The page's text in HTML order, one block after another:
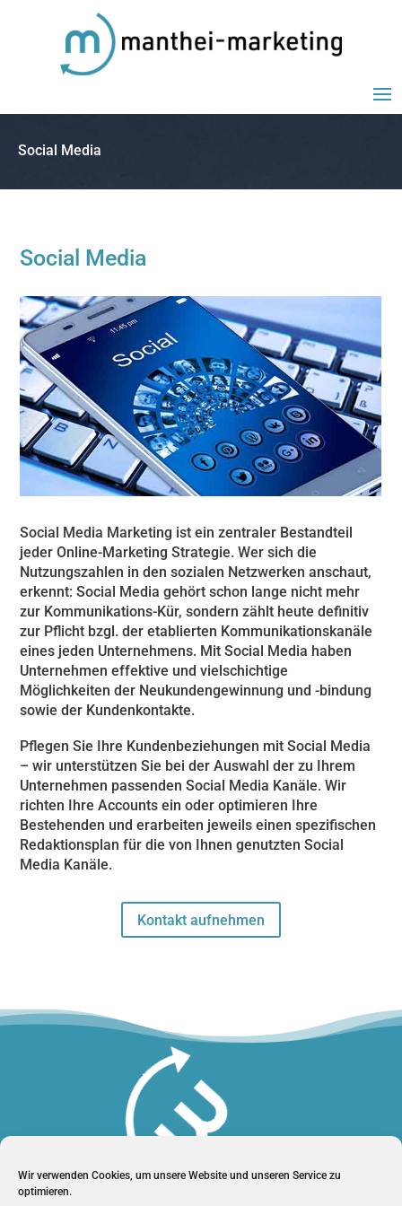
Wir verwenden Cookies, um unsere Website und unseren Service zu
optimieren.
Social Media
Social Media
Social Media Marketing ist ein zentraler Bestandteil
jeder Online-Marketing Strategie. Wer sich die
Nutzungszahlen in den sozialen Netzwerken anschaut,
erkennt: Social Media gehört schon lange nicht mehr
zur Kommunikations-Kür, sondern zählt heute definitiv
zur Pflicht bzgl. der etablierten Kommunikationskanäle
eines jeden Unternehmens. Mit Social Media haben
Unternehmen effektive und vielschichtige
Möglichkeiten der Neukundengewinnung und -bindung
sowie der Kundenkontakte.
Pflegen Sie Ihre Kundenbeziehungen mit Social Media
– wir unterstützen Sie bei der Auswahl der zu Ihrem
Unternehmen passenden Social Media Kanäle. Wir
richten Ihre Accounts ein oder optimieren Ihre
Bestehenden und erarbeiten jeweils einen spezifischen
Redaktionsplan für die von Ihnen genutzten Social
Media Kanäle.
Kontakt aufnehmen